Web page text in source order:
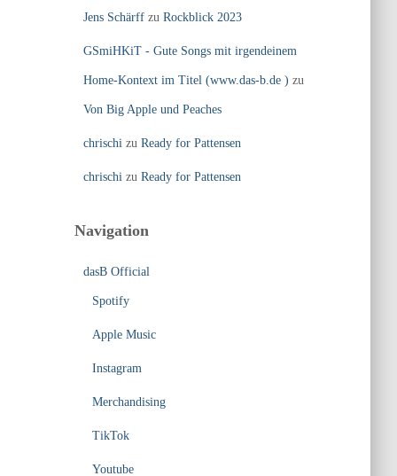
Jens Schärffzu Rockblick 2023
GSmiHKiT - Gute Songs mit irgendeinem
Home-Kontext im Titel (www.das-b.de ) zu
Von Big Apple und Peaches
chrischi zu Ready for Pattensen
chrischi zu Ready for Pattensen
Navigation
dasB Official
Spotify
Apple Music
Instagram
Merchandising
TikTok
Youtube